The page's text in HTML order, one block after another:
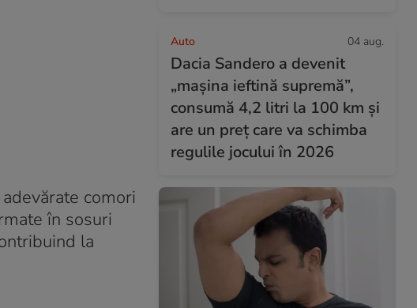
comori
în sosuri
la
Auto 04 aug.
Dacia Sandero a devenit
„mașina ieftină supremă”,
consumă 4,2 litri la 100 km și
are un preț care va schimba
regulile jocului în 2026